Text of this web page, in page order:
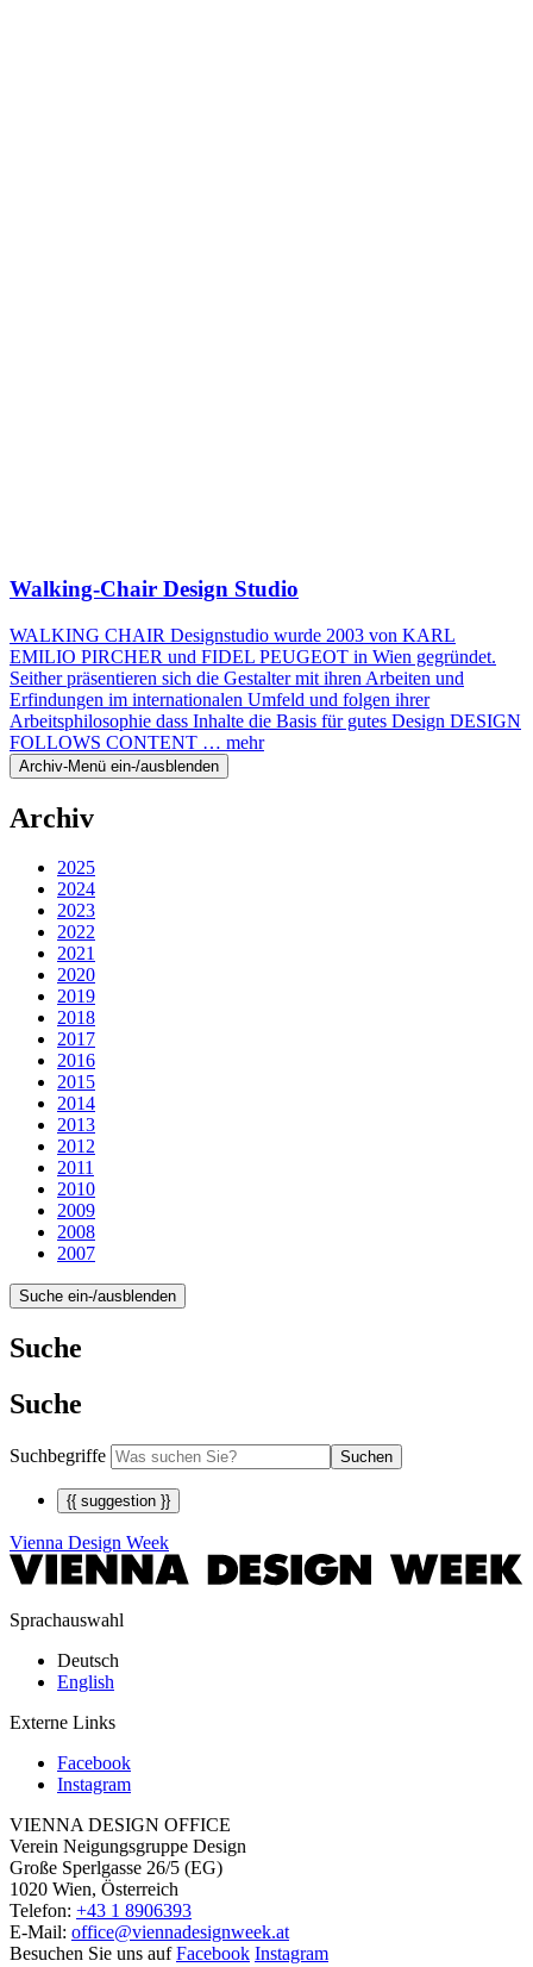
Walking-Chair Design Studio
WALKING CHAIR Designstudio wurde 2003 von KARL
EMILIO PIRCHER und FIDEL PEUGEOT in Wien gegründet.
Seither präsentieren sich die Gestalter mit ihren Arbeiten und
Erfindungen im internationalen Umfeld und folgen ihrer
Arbeitsphilosophie dass Inhalte die Basis für gutes Design DESIGN
FOLLOWS CONTENT … mehr
Archiv-Menü ein-/ausblenden
Archiv
2025
2024
2023
2022
2021
2020
2019
2018
2017
2016
2015
2014
2013
2012
2011
2010
2009
2008
2007
Suche ein-/ausblenden
Suche
Suche
Suchbegriffe Suchen
{{ suggestion }}
Vienna Design Week
Sprachauswahl
Deutsch
English
Externe Links
Facebook
Instagram
VIENNA DESIGN OFFICE
Verein Neigungsgruppe Design
Große Sperlgasse 26/5 (EG)
1020 Wien, Österreich
Telefon: +43 1 8906393
E-Mail: office@viennadesignweek.at
Besuchen Sie uns aufFacebook Instagram